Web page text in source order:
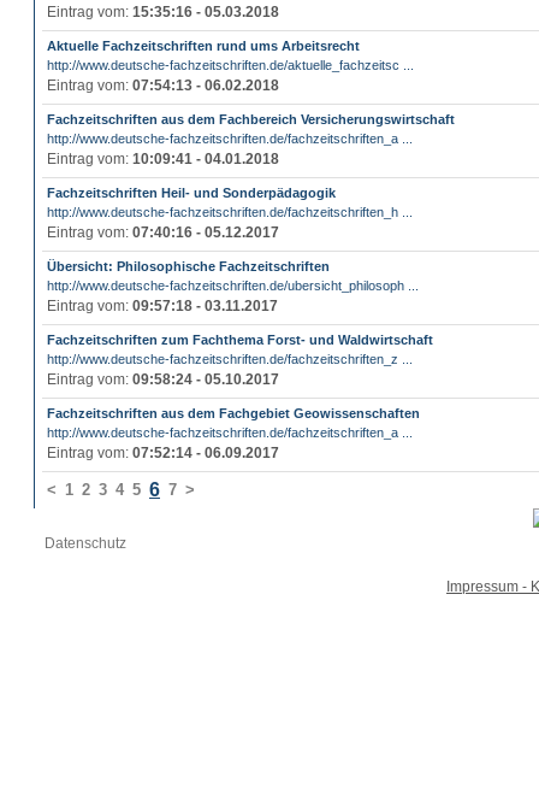
Eintrag vom: 15:35:16 - 05.03.2018
Aktuelle Fachzeitschriften rund ums Arbeitsrecht
http://www.deutsche-fachzeitschriften.de/aktuelle_fachzeitsc ...
Eintrag vom: 07:54:13 - 06.02.2018
Fachzeitschriften aus dem Fachbereich Versicherungswirtschaft
http://www.deutsche-fachzeitschriften.de/fachzeitschriften_a ...
Eintrag vom: 10:09:41 - 04.01.2018
Fachzeitschriften Heil- und Sonderpädagogik
http://www.deutsche-fachzeitschriften.de/fachzeitschriften_h ...
Eintrag vom: 07:40:16 - 05.12.2017
Übersicht: Philosophische Fachzeitschriften
http://www.deutsche-fachzeitschriften.de/ubersicht_philosoph ...
Eintrag vom: 09:57:18 - 03.11.2017
Fachzeitschriften zum Fachthema Forst- und Waldwirtschaft
http://www.deutsche-fachzeitschriften.de/fachzeitschriften_z ...
Eintrag vom: 09:58:24 - 05.10.2017
Fachzeitschriften aus dem Fachgebiet Geowissenschaften
http://www.deutsche-fachzeitschriften.de/fachzeitschriften_a ...
Eintrag vom: 07:52:14 - 06.09.2017
< 1 2 3 4 5 6 7 >
Datenschutz
Impressum -